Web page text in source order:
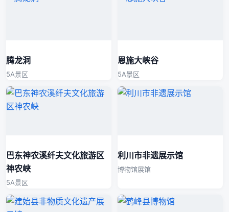
腾龙洞
5A景区
恩施大峡谷
5A景区
巴东神农溪纤夫文化旅游区
神农峡
5A景区
利川市非遗展示馆
博物馆展馆